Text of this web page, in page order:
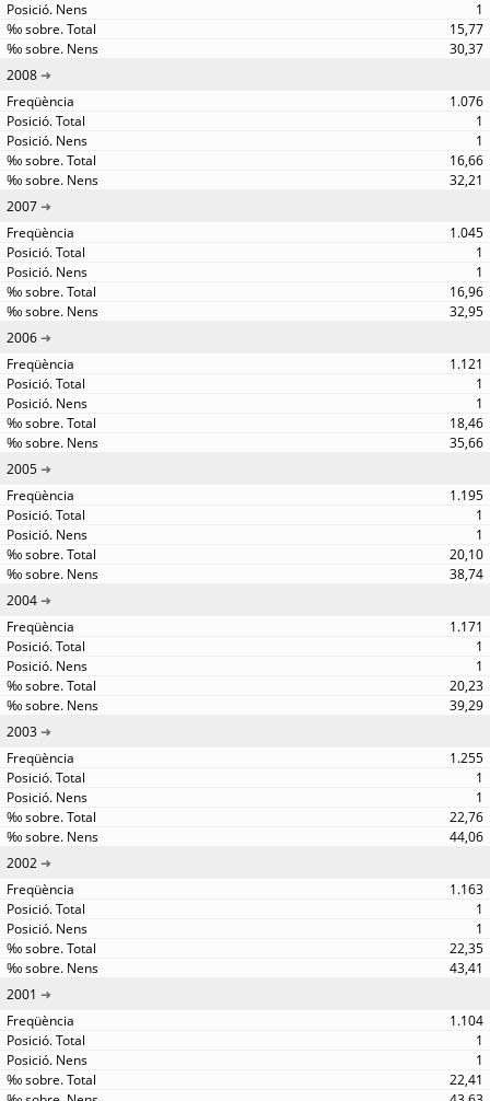
1
15,77
30,37
2008
1.076
1
1
16,66
32,21
2007
1.045
1
1
16,96
32,95
2006
1.121
1
1
18,46
35,66
2005
1.195
1
1
20,10
38,74
2004
1.171
1
1
20,23
39,29
2003
1.255
1
1
22,76
44,06
2002
1.163
1
1
22,35
43,41
2001
1.104
1
1
22,41